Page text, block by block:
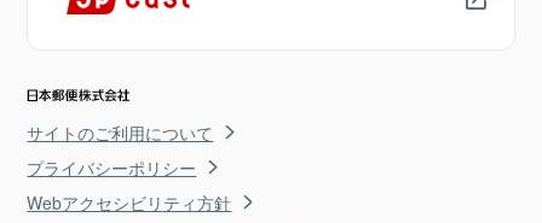
サイトのご利用について
プライバシーポリシー
Webアクセシビリティ方針